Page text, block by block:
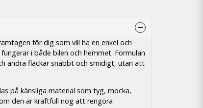
för dig som vill ha en enkel och
i både bilen och hemmet. Formulan
andra fläckar snabbt och smidigt, utan att
på känsliga material som tyg, mocka,
den är kraftfull nog att rengöra